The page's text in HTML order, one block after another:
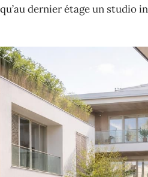
dernier étage un studio